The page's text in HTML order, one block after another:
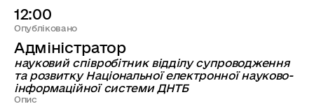
12:00
Опубліковано
Адміністратор
науковий співробітник відділу супроводження
та розвитку Національної електронної науково-
інформаційної системи ДНТБ
Опис